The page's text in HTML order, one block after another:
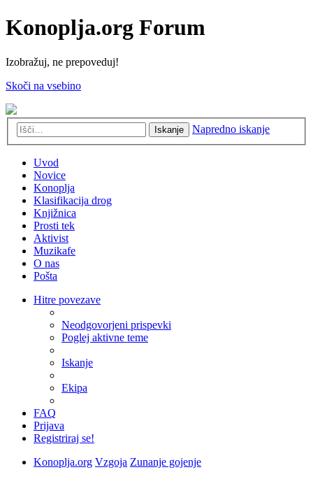
Konoplja.org Forum
Izobražuj, ne prepoveduj!
Skoči na vsebino
Iskanje Napredno iskanje
Uvod
Novice
Konoplja
Klasifikacija drog
Knjižnica
Prosti tek
Aktivist
Muzikafe
O nas
Pošta
Hitre povezave
Neodgovorjeni prispevki
Poglej aktivne teme
Iskanje
Ekipa
FAQ
Prijava
Registriraj se!
Konoplja.org Vzgoja Zunanje gojenje